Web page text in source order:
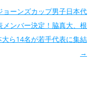
ョーンズカップ男子日本代
メンバー決定！脇真大、根
大ら14名が若手代表に集結
→